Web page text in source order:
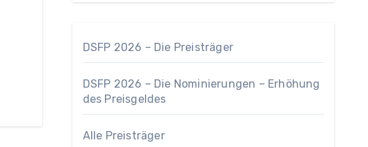
DSFP 2026 – Die Preisträger
DSFP 2026 – Die Nominierungen – Erhöhung
des Preisgeldes
Alle Preisträger